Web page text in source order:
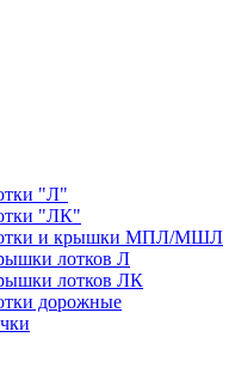
"Л"
"ЛК"
и крышки МПЛ/МШЛ
лотков Л
лотков ЛК
дорожные